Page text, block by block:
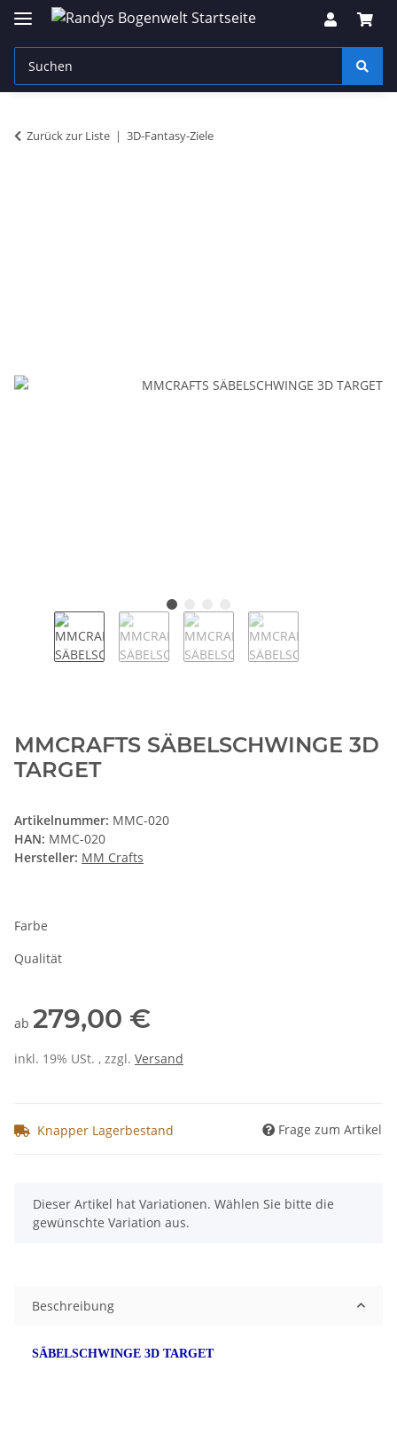
Zurück zur Liste 3D-Fantasy-Ziele
MMCRAFTS SÄBELSCHWINGE 3D
TARGET
Artikelnummer: MMC-020
HAN: MMC-020
Hersteller: MM Crafts
Farbe
Qualität
ab 279,00 €
inkl. 19% USt. , zzgl. Versand
Knapper Lagerbestand Frage zum Artikel
x
Dieser Artikel hat Variationen. Wählen Sie bitte die
gewünschte Variation aus.
Beschreibung
SÄBELSCHWINGE 3D TARGET